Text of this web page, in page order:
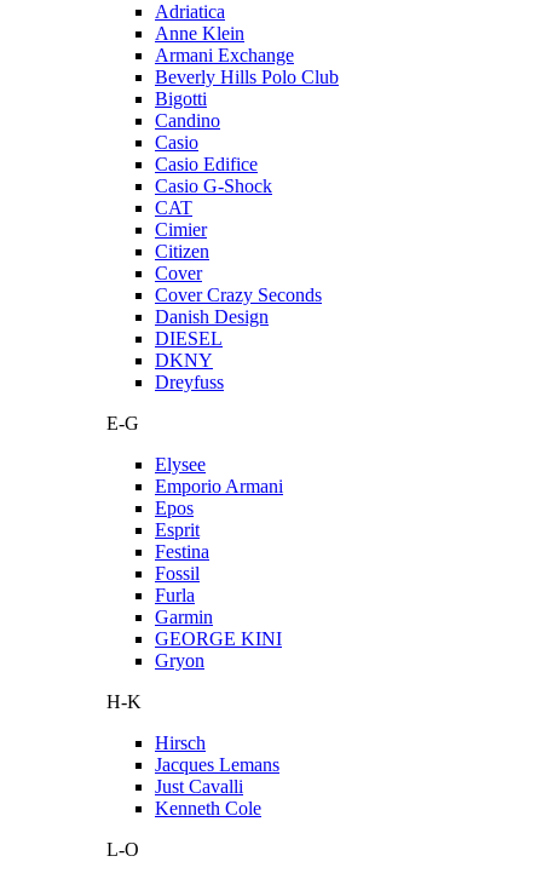
Adriatica
Anne Klein
Armani Exchange
Beverly Hills Polo Club
Bigotti
Candino
Casio
Casio Edifice
Casio G-Shock
CAT
Cimier
Citizen
Cover
Cover Crazy Seconds
Danish Design
DIESEL
DKNY
Dreyfuss
E-G
Elysee
Emporio Armani
Epos
Esprit
Festina
Fossil
Furla
Garmin
GEORGE KINI
Gryon
H-K
Hirsch
Jacques Lemans
Just Cavalli
Kenneth Cole
L-O